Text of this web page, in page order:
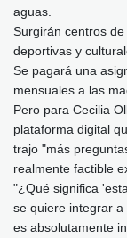
aguas.
Surgirán centros
deportivas y
Se pagará una
mensuales a las
Pero para Cecilia
plataforma digital
trajo "más
realmente factible
"¿Qué significa
se quiere integrar
es absolutamente